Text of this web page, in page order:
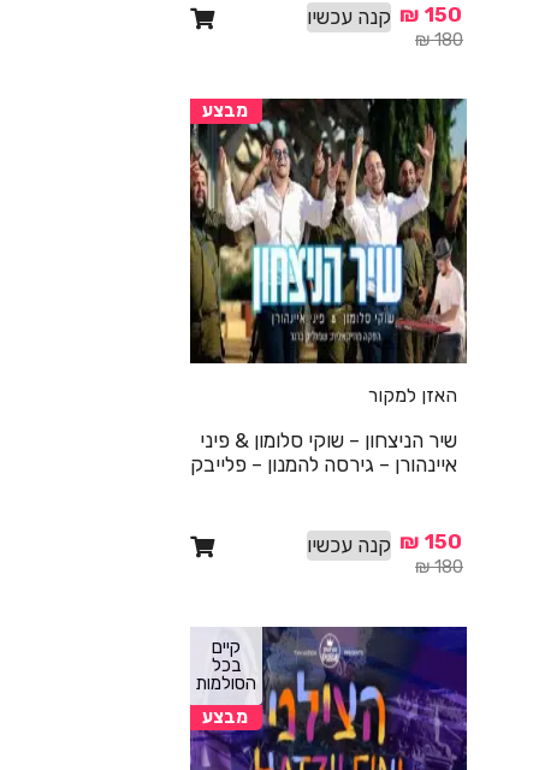
₪180
₪ 150 קנה עכשיו
מבצע
האזן למקור
שיר הניצחון – שוקי סלומון & פיני
איינהורן – גירסה להמנון – פלייבק
₪180
₪ 150 קנה עכשיו
קיים
בכל
הסולמות
מבצע